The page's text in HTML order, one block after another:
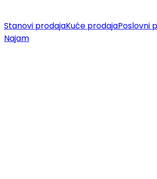
Stanovi prodajaKuće prodajaPoslovni
Najam